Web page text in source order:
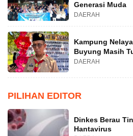
Generasi Muda
DAERAH
Kampung
Buyung Masih
DAERAH
PILIHAN EDITOR
Dinkes Berau
Hantavirus